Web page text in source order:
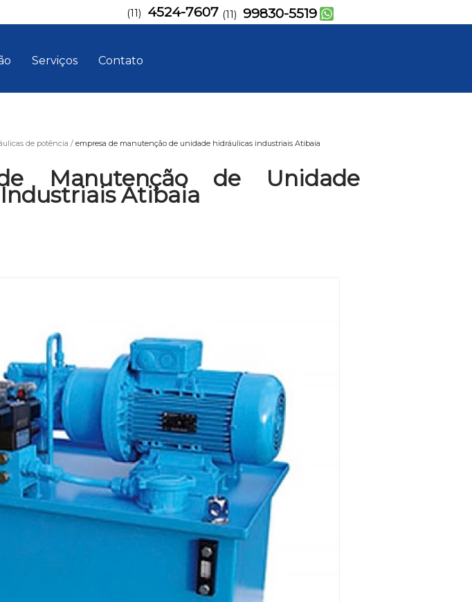
Serviços Contato
(11) 4524-7607 (11) 99830-5519
de potência empresa de manutenção de unidade hidráulicas industriais Atibaia
Manutenção de Unidade
Atibaia